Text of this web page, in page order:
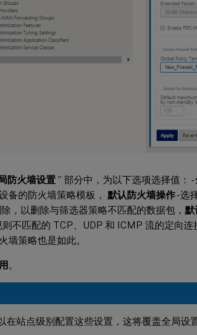
防火墙设置 ” 部分中，为以下选项选择值： -
备的防火墙策略模板， 默认防火墙操作-选
，以删除与筛选器策略不匹配的数据包， 默
不匹配的 TCP、UDP 和 ICMP 流的定向
墙策略也是如此。
。
在站点级别配置这些设置，这将覆盖全局设置